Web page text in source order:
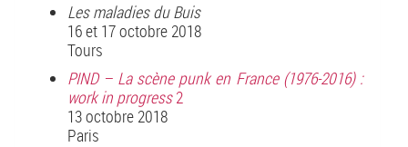
Les maladies du Buis
16 et 17 octobre 2018
Tours
PIND – La scène punk en France (1976-2016) :
work in progress2
13 octobre 2018
Paris